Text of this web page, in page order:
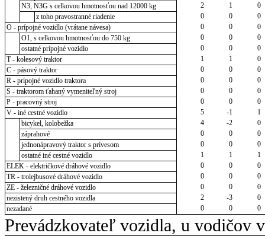
N3, N3G s celkovou hmotnosťou nad 12000 kg
2 1
0
z toho pravostranné riadenie
0 0
0
O - prípojné vozidlo (vrátane návesa)
0 0
0
O1, s celkovou hmotnosťou do 750 kg
0 0
0
ostatné prípojné vozidlo
0 0
0
T - kolesový traktor
1 1
0
C - pásový traktor
0 0
0
R - prípojné vozidlo traktora
0 0
0
S - traktorom ťahaný vymeniteľný stroj
0 0
0
P - pracovný stroj
0 0
0
V - iné cestné vozidlo
5 -1
1
bicykel, kolobežka
4 -2
0
záprahové
0 0
0
jednonápravový traktor s prívesom
0 0
0
ostatné iné cestné vozidlo
1 1
1
ELEK - električkové dráhové vozidlo
0 0
0
TR - trolejbusové dráhové vozidlo
0 0
0
ZE - železničné dráhové vozidlo
0 0
0
nezistený druh cestného vozidla
2 -3
0
nezadané
0 0 0
Prevádzkovateľ vozidla, u vodičov